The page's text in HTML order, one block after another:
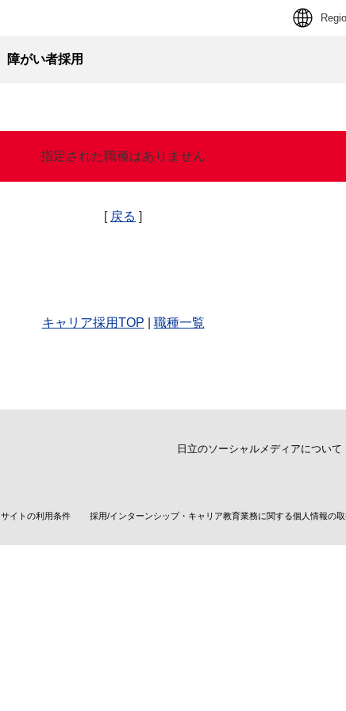
障がい者採用
指定された職種はありません
[ 戻る ]
キャリア採用TOP 職種一覧
日立のソーシャルメディアについて
サイトの利用条件 採用/インターンシップ・キャリア教育業務に関する個人情報の